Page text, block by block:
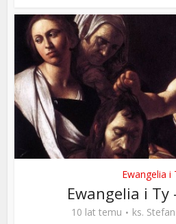
Ewangelia i
Ewangelia i Ty
10 lat temu ks.